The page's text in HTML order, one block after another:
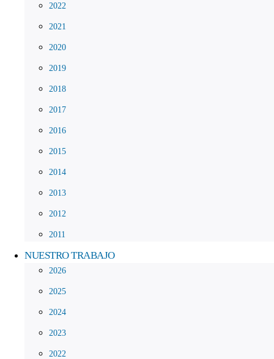
2022
2021
2020
2019
2018
2017
2016
2015
2014
2013
2012
2011
NUESTRO TRABAJO
2026
2025
2024
2023
2022